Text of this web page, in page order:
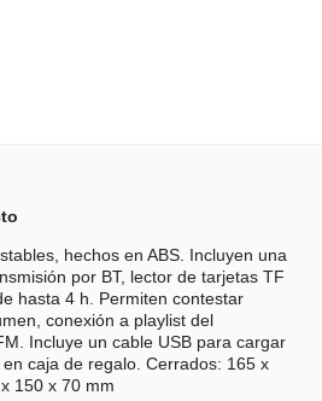
hechos en ABS. Incluyen una
por BT, lector de tarjetas TF
hasta 4 h. Permiten contestar
conexión a playlist del
Incluye un cable USB para cargar
caja de regalo. Cerrados: 165 x
150 x 70 mm